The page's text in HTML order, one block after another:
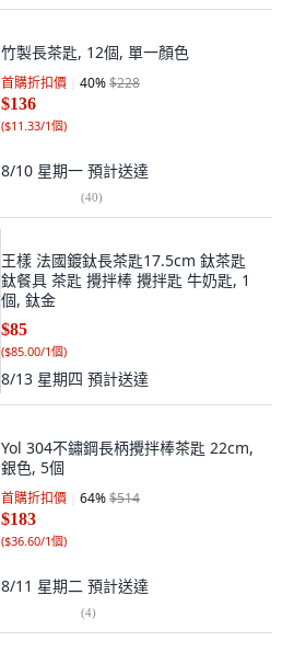
竹製長茶匙, 12個, 單一顏色
首購折扣價 40%$228
$136
($11.33/1個)
8/10 星期一 預計送達
(40)
王樣 法國鍍鈦長茶匙17.5cm 鈦茶匙
鈦餐具 茶匙 攪拌棒 攪拌匙 牛奶匙, 1
個, 鈦金
$85
($85.00/1個)
8/13 星期四 預計送達
Yol 304不鏽鋼長柄攪拌棒茶匙 22cm,
銀色, 5個
首購折扣價 64%$514
$183
($36.60/1個)
8/11 星期二 預計送達
(4)